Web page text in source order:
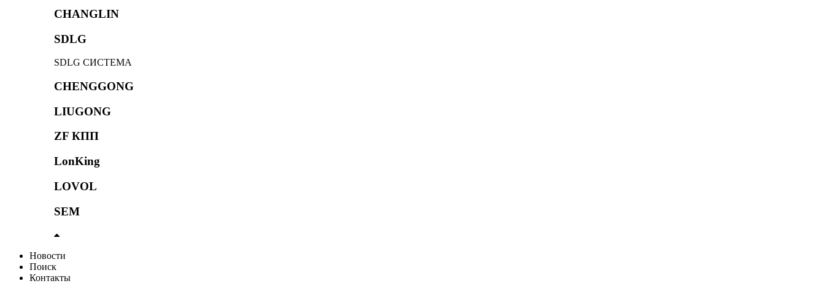
CHANGLIN
SDLG
SDLG СИСТЕМА
CHENGGONG
LIUGONG
ZF КПП
LonKing
LOVOL
SEM
Новости
Поиск
Контакты